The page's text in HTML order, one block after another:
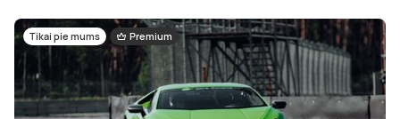
Tikai pie mums Premium